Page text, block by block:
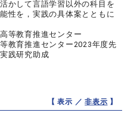
かして言語学習以外の科目を
性を，実践の具体案とともに
等教育推進センター
教育推進センター2023年度先
践研究助成
【 表示 ／非表示 】